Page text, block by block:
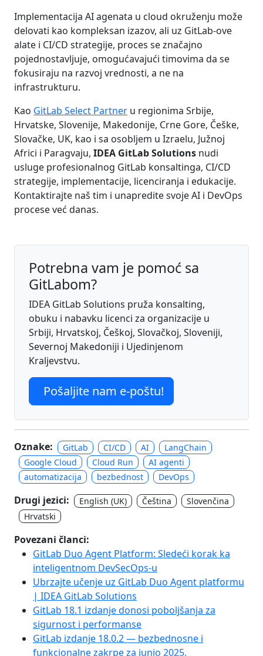
Implementacija AI agenata u cloud okruženju može
delovati kao kompleksan izazov, ali uz GitLab-ove
alate i CI/CD strategije, proces se značajno
pojednostavljuje, omogućavajući timovima da se
fokusiraju na razvoj vrednosti, a ne na
infrastrukturu.
Kao GitLab Select Partner u regionima Srbije,
Hrvatske, Slovenije, Makedonije, Crne Gore, Češke,
Slovačke, UK, kao i sa osobljem u Izraelu, Južnoj
Africi i Paragvaju, IDEA GitLab Solutions nudi
usluge profesionalnog GitLab konsaltinga, CI/CD
strategije, implementacije, licenciranja i edukacije.
Kontaktirajte naš tim i unapredite svoje AI i DevOps
procese već danas.
Potrebna vam je pomoć sa
GitLabom?
IDEA GitLab Solutions pruža konsalting,
obuku i nabavku licenci za organizacije u
Srbiji, Hrvatskoj, Češkoj, Slovačkoj, Sloveniji,
Severnoj Makedoniji i Ujedinjenom
Kraljevstvu.
Pošaljite nam e-poštu!
Oznake: GitLab CI/CD AI
LangChain
Google Cloud
Cloud Run
AI agenti
automatizacija
bezbednost DevOps
Drugi jezici: English (UK) Čeština
Slovenčina
Hrvatski
Povezani članci:
GitLab Duo Agent Platform: Sledeći korak ka
inteligentnom DevSecOps-u
Ubrzajte učenje uz GitLab Duo Agent platformu
| IDEA GitLab Solutions
GitLab 18.1 izdanje donosi poboljšanja za
sigurnost i performanse
GitLab izdanje 18.0.2 — bezbednosne i
funkcionalne zakrpe za junio 2025.